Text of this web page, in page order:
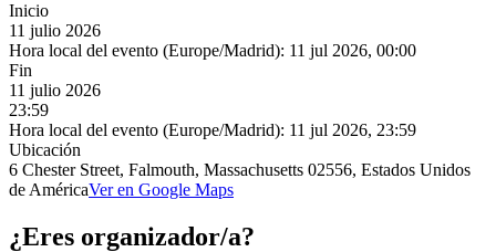
Inicio
11 julio 2026
Hora local del evento (Europe/Madrid): 11 jul 2026, 00:00
Fin
11 julio 2026
23:59
Hora local del evento (Europe/Madrid): 11 jul 2026, 23:59
Ubicación
6 Chester Street, Falmouth, Massachusetts 02556, Estados Unidos
de AméricaVer en Google Maps
¿Eres organizador/a?